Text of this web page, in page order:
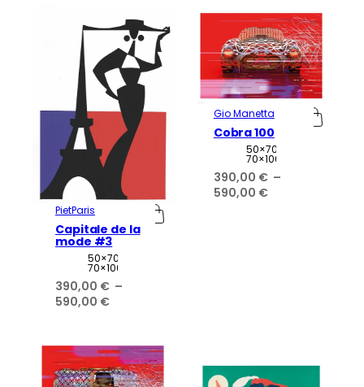
à
620,00 €
390,00 €
à
590,00 €
PietParis
Capitale de la
mode #3
Attributs
50×70,
70×100
390,00 € –
590,00 €Plage
390,00 €
à
590,00 €
Gio Manetta
Cobra 100
Attributs
50×70,
70×100
390,00 € –
590,00 €Plage